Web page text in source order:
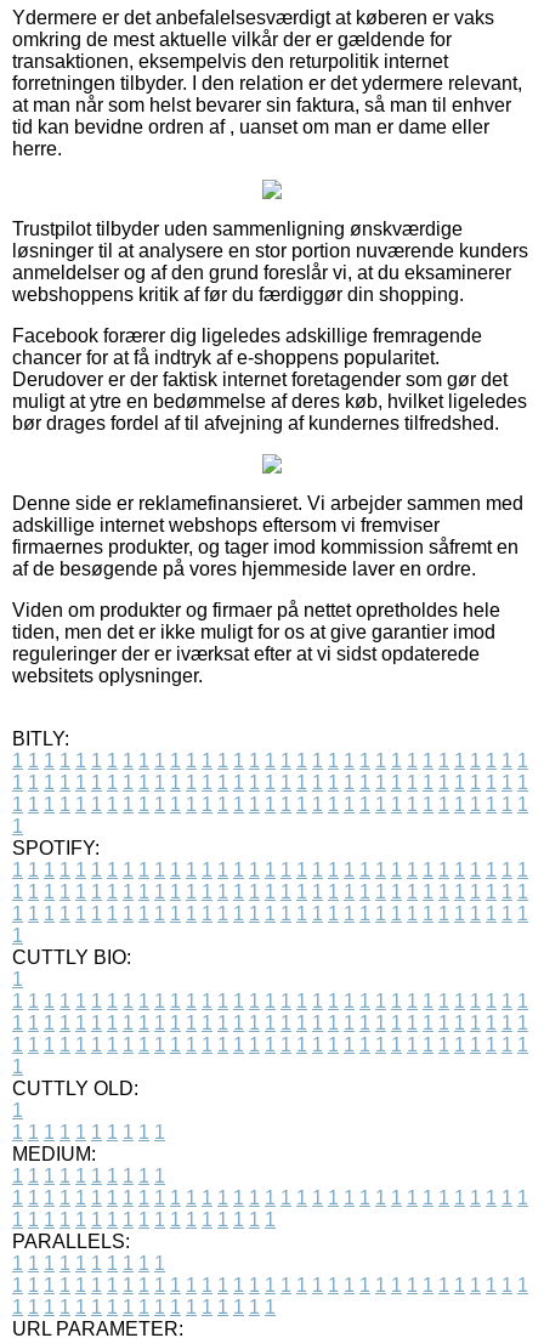
Ydermere er det anbefalelsesværdigt at køberen er vaks
omkring de mest aktuelle vilkår der er gældende for
transaktionen, eksempelvis den returpolitik internet
forretningen tilbyder. I den relation er det ydermere relevant,
at man når som helst bevarer sin faktura, så man til enhver
tid kan bevidne ordren af , uanset om man er dame eller
herre.
Trustpilot tilbyder uden sammenligning ønskværdige
løsninger til at analysere en stor portion nuværende kunders
anmeldelser og af den grund foreslår vi, at du eksaminerer
webshoppens kritik af før du færdiggør din shopping.
Facebook forærer dig ligeledes adskillige fremragende
chancer for at få indtryk af e-shoppens popularitet.
Derudover er der faktisk internet foretagender som gør det
muligt at ytre en bedømmelse af deres køb, hvilket ligeledes
bør drages fordel af til afvejning af kundernes tilfredshed.
Denne side er reklamefinansieret. Vi arbejder sammen med
adskillige internet webshops eftersom vi fremviser
firmaernes produkter, og tager imod kommission såfremt en
af de besøgende på vores hjemmeside laver en ordre.
Viden om produkter og firmaer på nettet opretholdes hele
tiden, men det er ikke muligt for os at give garantier imod
reguleringer der er iværksat efter at vi sidst opdaterede
websitets oplysninger.
BITLY:
1 1 1 1 1 1 1 1 1 1 1 1 1 1 1 1 1 1 1 1 1 1 1 1 1 1 1 1 1 1 1 1 1
1 1 1 1 1 1 1 1 1 1 1 1 1 1 1 1 1 1 1 1 1 1 1 1 1 1 1 1 1 1 1 1 1
1 1 1 1 1 1 1 1 1 1 1 1 1 1 1 1 1 1 1 1 1 1 1 1 1 1 1 1 1 1 1 1 1
1
SPOTIFY:
1 1 1 1 1 1 1 1 1 1 1 1 1 1 1 1 1 1 1 1 1 1 1 1 1 1 1 1 1 1 1 1 1
1 1 1 1 1 1 1 1 1 1 1 1 1 1 1 1 1 1 1 1 1 1 1 1 1 1 1 1 1 1 1 1 1
1 1 1 1 1 1 1 1 1 1 1 1 1 1 1 1 1 1 1 1 1 1 1 1 1 1 1 1 1 1 1 1 1
1
CUTTLY BIO:
1
1 1 1 1 1 1 1 1 1 1 1 1 1 1 1 1 1 1 1 1 1 1 1 1 1 1 1 1 1 1 1 1 1
1 1 1 1 1 1 1 1 1 1 1 1 1 1 1 1 1 1 1 1 1 1 1 1 1 1 1 1 1 1 1 1 1
1 1 1 1 1 1 1 1 1 1 1 1 1 1 1 1 1 1 1 1 1 1 1 1 1 1 1 1 1 1 1 1 1
1
CUTTLY OLD:
1
1 1 1 1 1 1 1 1 1 1
MEDIUM:
1 1 1 1 1 1 1 1 1 1
1 1 1 1 1 1 1 1 1 1 1 1 1 1 1 1 1 1 1 1 1 1 1 1 1 1 1 1 1 1 1 1 1
1 1 1 1 1 1 1 1 1 1 1 1 1 1 1 1 1
PARALLELS:
1 1 1 1 1 1 1 1 1 1
1 1 1 1 1 1 1 1 1 1 1 1 1 1 1 1 1 1 1 1 1 1 1 1 1 1 1 1 1 1 1 1 1
1 1 1 1 1 1 1 1 1 1 1 1 1 1 1 1 1
URL PARAMETER: